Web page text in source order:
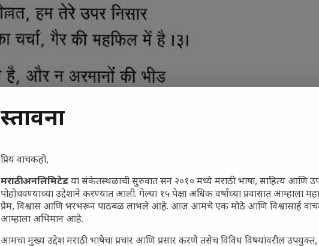
प्रस्तावना
प्रिय वाचकहो,
मराठी अनलिमिटेडया संकेतस्थळाची सुरुवात सन २०१० मध्ये मराठी भाषा, साहित्य आणि
पोहोचवण्याच्या उद्देशाने करण्यात आली. गेल्या १५ पेक्षा अधिक वर्षांच्या प्रवासात आम्हाला
प्रेम, विश्वास आणि भरभरून पाठबळ लाभले आहे. आज आमचे एक मोठे आणि विश्वासार्ह
आम्हाला अभिमान आहे.
आमचा मुख्य उद्देश मराठी भाषेचा प्रचार आणि प्रसार करणे तसेच विविध विषयांवरील